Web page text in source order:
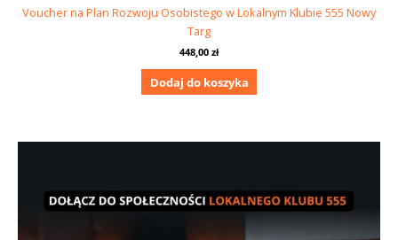
Voucher na Plan Rozwoju Osobistego w Lokalnym Klubie 555 Nowy
Targ
448,00 zł
Dodaj do koszyka